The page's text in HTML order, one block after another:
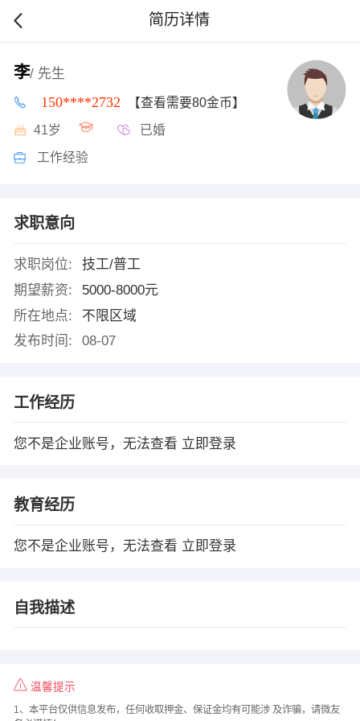
简历详情
李/ 先生
150****2732 【查看需要80金币】
41岁 已婚
工作经验
求职意向
求职岗位:
技工/普工
期望薪资:
5000-8000元
所在地点:
不限区域
发布时间:
08-07
工作经历
您不是企业账号，无法查看 立即登录
教育经历
您不是企业账号，无法查看 立即登录
自我描述
温馨提示
1、本平台仅供信息发布，任何收取押金、保证金均有可能涉 及诈骗，请微友